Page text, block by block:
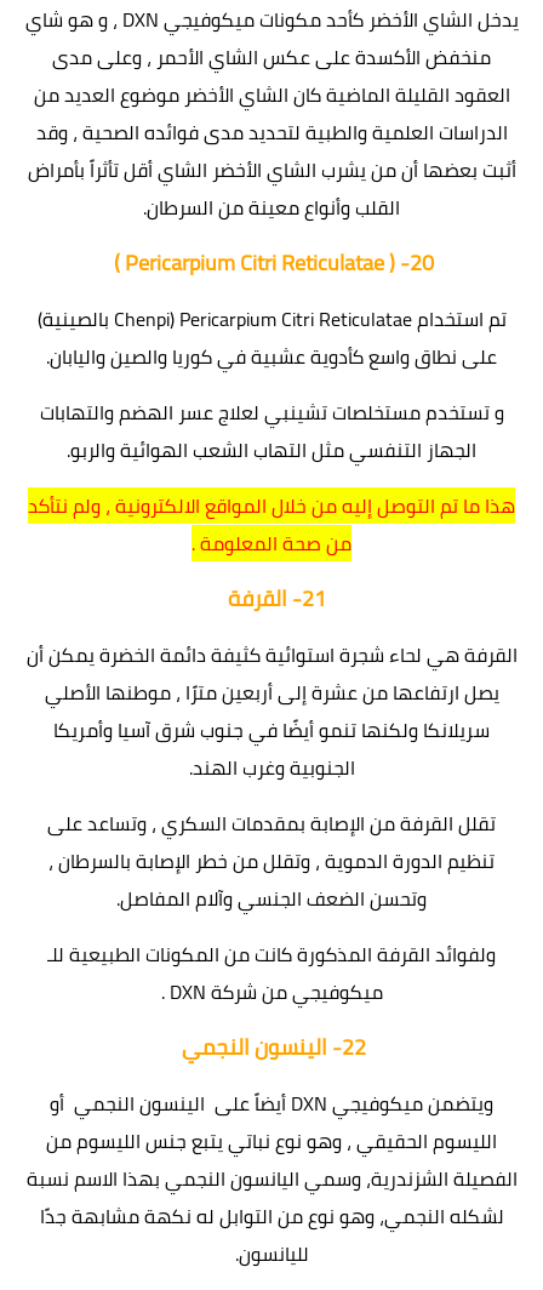
يدخل الشاي الأخضر كأحد مكونات ميكوفيجي DXN ، و هو شاي
منخفض الأكسدة على عكس الشاي الأحمر ، وعلى مدى
العقود القليلة الماضية كان الشاي الأخضر موضوع العديد من
الدراسات العلمية والطبية لتحديد مدى فوائده الصحية ، وقد
أثبت بعضها أن من يشرب الشاي الأخضر الشاي أقل تأثراً بأمراض
القلب وأنواع معينة من السرطان.
20-
( Pericarpium Citri Reticulatae )
تم استخدام Pericarpium Citri Reticulatae (Chenpi بالصينية)
على نطاق واسع كأدوية عشبية في كوريا والصين واليابان.
و تستخدم مستخلصات تشينبي لعلاج عسر الهضم والتهابات
الجهاز التنفسي مثل التهاب الشعب الهوائية والربو.
هذا ما تم التوصل إليه من خلال المواقع الالكترونية ، ولم نتأكد
من صحة المعلومة .
21- القرفة
القرفة هي لحاء شجرة استوائية كثيفة دائمة الخضرة يمكن أن
يصل ارتفاعها من عشرة إلى أربعين مترًا ، موطنها الأصلي
سريلانكا ولكنها تنمو أيضًا في جنوب شرق آسيا وأمريكا
الجنوبية وغرب الهند.
تقلل القرفة من الإصابة بمقدمات السكري ، وتساعد على
تنظيم الدورة الدموية ، وتقلل من خطر الإصابة بالسرطان ،
وتحسن الضعف الجنسي وآلام المفاصل.
ولفوائد القرفة المذكورة كانت من المكونات الطبيعية للـ
ميكوفيجي من شركة DXN .
22- الينسون النجمي
ويتضمن ميكوفيجي DXN أيضاً على الينسون النجمي أو
الليسوم الحقيقي ، وهو نوع نباتي يتبع جنس الليسوم من
الفصيلة الشزندرية، وسمي اليانسون النجمي بهذا الاسم نسبة
لشكله النجمي، وهو نوع من التوابل له نكهة مشابهة جدًا
لليانسون.